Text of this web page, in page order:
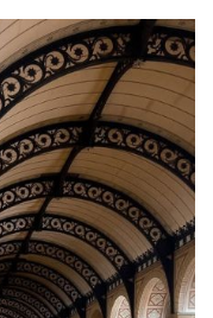
雷德 南澳大利亚
柏林 都柏林圣三